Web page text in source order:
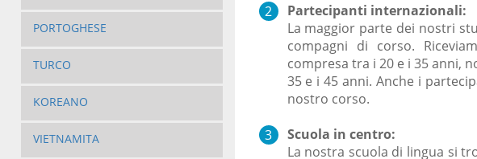
PORTOGHESE
TURCO
KOREANO
VIETNAMITA
Partecipanti internazionali:
La maggior parte dei nostri
compagni di corso.
compresa tra i 20 e i 35 anni,
35 e i 45 anni. Anche i
nostro corso.
Scuola in centro:
La nostra scuola di lingua si